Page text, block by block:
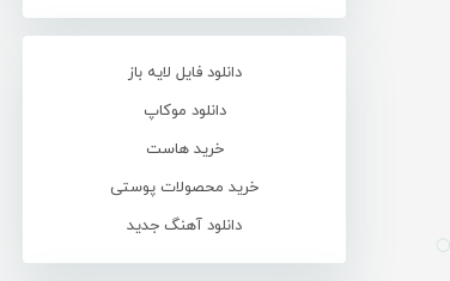
دانلود فایل لایه باز
دانلود موکاپ
خرید هاست
خرید محصولات پوستی
دانلود آهنگ جدید